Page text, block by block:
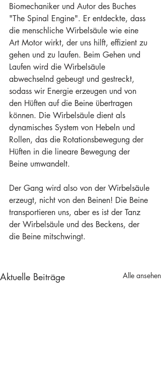
Biomechaniker und Autor des Buches
"The Spinal Engine". Er entdeckte, dass
die menschliche Wirbelsäule wie eine
Art Motor wirkt, der uns hilft, effizient zu
gehen und zu laufen. Beim Gehen und
Laufen wird die Wirbelsäule
abwechselnd gebeugt und gestreckt,
sodass wir Energie erzeugen und von
den Hüften auf die Beine übertragen
können. Die Wirbelsäule dient als
dynamisches System von Hebeln und
Rollen, das die Rotationsbewegung der
Hüften in die lineare Bewegung der
Beine umwandelt.
Der Gang wird also von der Wirbelsäule
erzeugt, nicht von den Beinen! Die Beine
transportieren uns, aber es ist der Tanz
der Wirbelsäule und des Beckens, der
die Beine mitschwingt.
Aktuelle Beiträge Alle ansehen